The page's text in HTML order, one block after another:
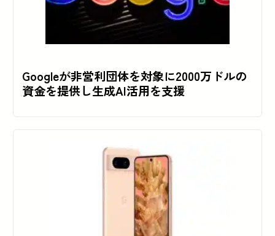
Googleが非営利団体を対象に2000万ドルの
資金を提供し生成AI活用を支援